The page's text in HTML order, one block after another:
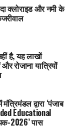
12 से 26 डिग्री।
रहा है। प्रदूषण की
जैसे शहरों में। नवंबर
और प्रदूषण दोनों
क्लोराइड और नमी के
है, यह लाखों
रोजाना यात्रियों
द्वारा ‘पंजाब
Educational
2026’ पास